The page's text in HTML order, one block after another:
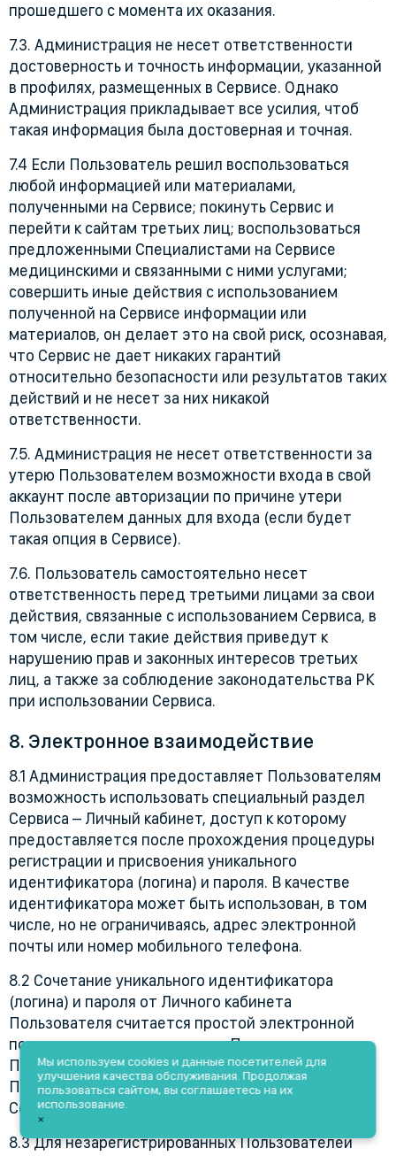
прошедшего с момента их оказания.
7.3. Администрация не несет ответственности
достоверность и точность информации, указанной
в профилях, размещенных в Сервисе. Однако
Администрация прикладывает все усилия, чтоб
такая информация была достоверная и точная.
7.4 Если Пользователь решил воспользоваться
любой информацией или материалами,
полученными на Сервисе; покинуть Сервис и
перейти к сайтам третьих лиц; воспользоваться
предложенными Специалистами на Сервисе
медицинскими и связанными с ними услугами;
совершить иные действия с использованием
полученной на Сервисе информации или
материалов, он делает это на свой риск, осознавая,
что Сервис не дает никаких гарантий
относительно безопасности или результатов таких
действий и не несет за них никакой
ответственности.
7.5. Администрация не несет ответственности за
утерю Пользователем возможности входа в свой
аккаунт после авторизации по причине утери
Пользователем данных для входа (если будет
такая опция в Сервисе).
7.6. Пользователь самостоятельно несет
ответственность перед третьими лицами за свои
действия, связанные с использованием Сервиса, в
том числе, если такие действия приведут к
нарушению прав и законных интересов третьих
лиц, а также за соблюдение законодательства РК
при использовании Сервиса.
8. Электронное взаимодействие
8.1 Администрация предоставляет Пользователям
возможность использовать специальный раздел
Сервиса – Личный кабинет, доступ к которому
предоставляется после прохождения процедуры
регистрации и присвоения уникального
идентификатора (логина) и пароля. В качестве
идентификатора может быть использован, в том
числе, но не ограничиваясь, адрес электронной
почты или номер мобильного телефона.
8.2 Сочетание уникального идентификатора
(логина) и пароля от Личного кабинета
Пользователя считается простой электронной
подписью соответствующего Пользователя.
Порядок электронного взаимодействия
Пользователей определяется данным
Соглашением.
8.3 Для незарегистрированных Пользователей
Мы используем cookies и данные посетителей для
улучшения качества обслуживания. Продолжая
пользоваться сайтом, вы соглашаетесь на их
использование.
×